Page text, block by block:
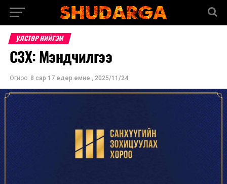
УЛСТӨР НИЙГЭМ
СЗХ: Мэндчилгээ
Огноо: 8 сар 17 өдөр.өмнө , 2025/11/24